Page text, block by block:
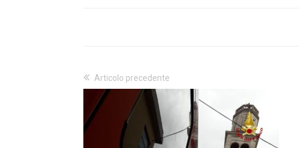
Articolo precedente